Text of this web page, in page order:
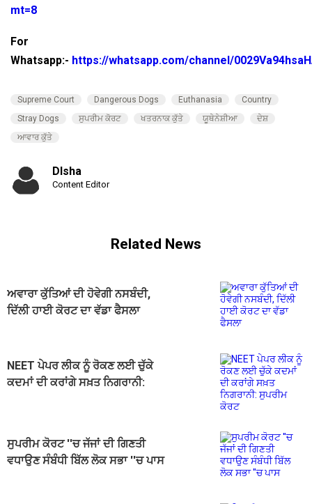
mt=8
For
Whatsapp:- https://whatsapp.com/channel/
Supreme Court Dangerous Dogs Euthanasia
Country
Stray Dogs
ਸੁਪਰੀਮ ਕੋਰਟ ਖਤਰਨਾਕ ਕੁੱਤੇ ਯੂਥੇਨੇਸ਼ੀਆ
ਦੇਸ਼
ਆਵਾਰ ਕੁੱਤੇ
DIsha
Content Editor
Related News
ਅਵਾਰਾ ਕੁੱਤਿਆਂ ਦੀ ਹੋਵੇਗੀ ਨਸਬੰਦੀ,
ਦਿੱਲੀ ਹਾਈ ਕੋਰਟ ਦਾ ਵੱਡਾ ਫੈਸਲਾ
NEET ਪੇਪਰ ਲੀਕ ਨੂੰ ਰੋਕਣ ਲਈ ਚੁੱਕੇ
ਕਦਮਾਂ ਦੀ ਕਰਾਂਗੇ ਸਖ਼ਤ ਨਿਗਰਾਨੀ:
ਸੁਪਰੀਮ ਕੋਰਟ ''ਚ ਜੱਜਾਂ ਦੀ ਗਿਣਤੀ
ਵਧਾਉਣ ਸੰਬੰਧੀ ਬਿੱਲ ਲੋਕ ਸਭਾ ''ਚ ਪਾਸ